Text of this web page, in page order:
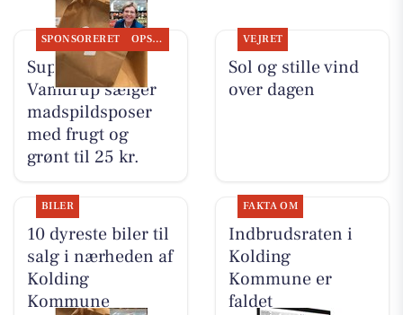
SPONSORERET OPSLAGSTAVLEN
SuperBrugsen
Vamdrup sælger
madspildsposer
med frugt og
grønt til 25 kr.
VEJRET
Sol og stille vind
over dagen
BILER
10 dyreste biler til
salg i nærheden af
Kolding
Kommune
FAKTA OM
Indbrudsraten i
Kolding
Kommune er
faldet